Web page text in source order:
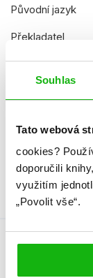
Souhlas
Tato webová
cookies?
doporučili
využitím
„Povolit vše“.
Původní jazyk
Překladatel
EAN
Vazba